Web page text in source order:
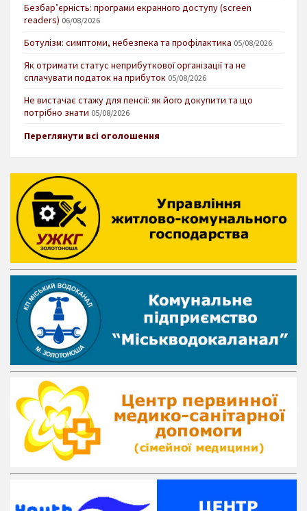
Безбар’єрність: програми екранного доступу (screen
readers) 06/08/2026
Ботулізм: симптоми, небезпека та профілактика 05/08/2026
Як отримати статус неприбуткової організації та не
сплачувати податок на прибуток 05/08/2026
Не вистачає стажу для пенсії: як його докупити та що
потрібно знати 05/08/2026
Переглянути всі оголошення